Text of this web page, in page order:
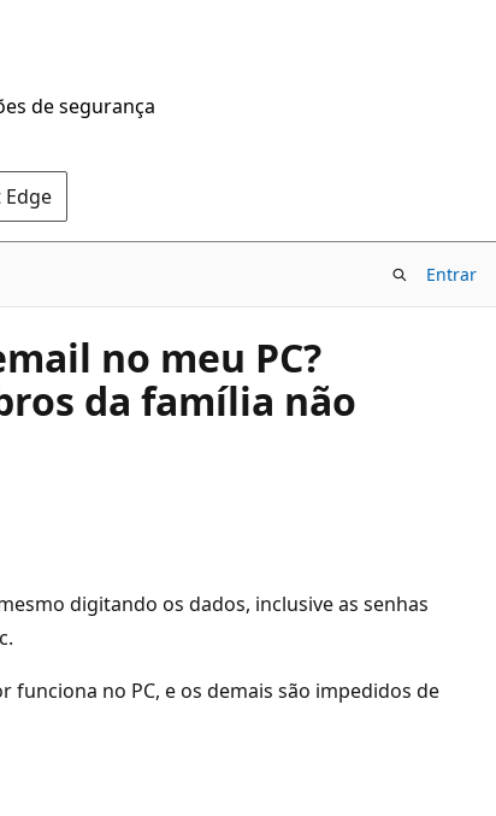
de segurança
Entrar
no meu PC?
da família não
digitando os dados, inclusive as senhas
no PC, e os demais são impedidos de